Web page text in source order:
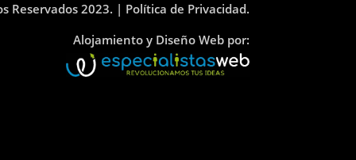
Reservados 2023. | Política de Privacidad.
Alojamiento y Diseño Web por: